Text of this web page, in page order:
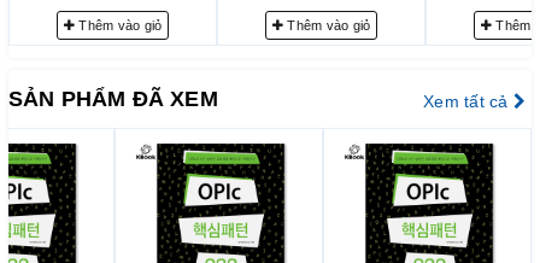
đồng Giảng dạy Ngoại ngữ Hoa Kỳ cấp.
Tiếng Trung, tiếng Nhật, tiếng Nga, tiếng Tây Ban Nha). Bài
thi OPIc không đơn thuần chỉ đánh giá vốn từ vựng và ngữ
pháp mà còn đánh giá khả năng diễn đạt của thí sinh trong
các tình huống giao tiếp cụ thể. Vì vậy, bài thi có khả năng
đánh giá chính xác khả năng nói của thí sinh.
Bài thi OPIc diễn ra trong khoảng 60 phút, bao gồm 15 câu
Thêm vào giỏ Thêm vào giỏ Thêm
SẢN PHẨM ĐÃ XEM Xem tất cả